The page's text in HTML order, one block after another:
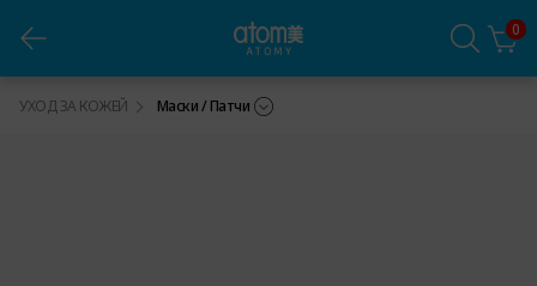
0
УХОД ЗА КОЖЕЙ Маски / Патчи
Атоми Абсолют маска Глина Хиноки